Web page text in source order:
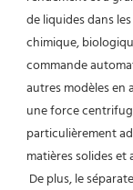
de liquides dans
chimique,
commande
autres modèles en
une force
particulièrement
matières solides